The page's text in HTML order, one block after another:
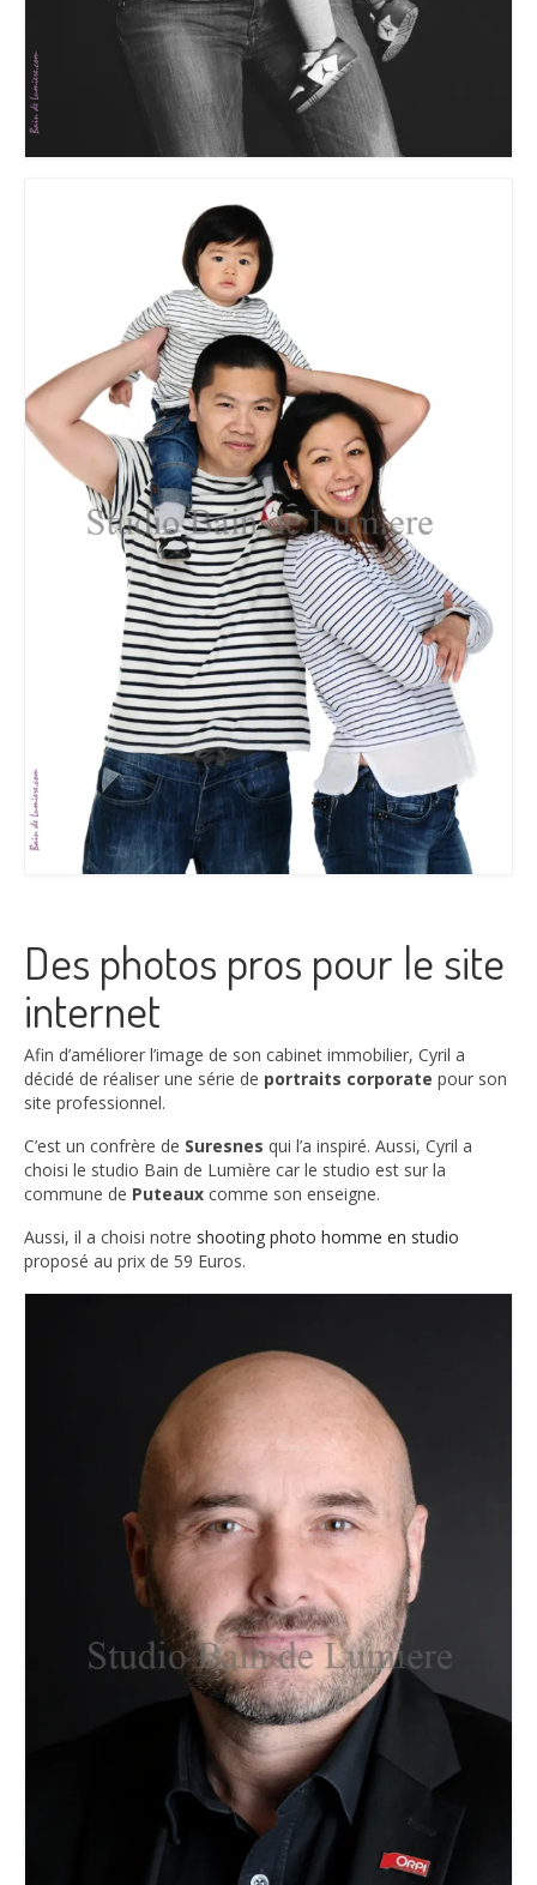
Des photos pros pour le site
internet
Afin d’améliorer l’image de son cabinet immobilier, Cyril a
décidé de réaliser une série de portraits corporate pour son
site professionnel.
C’est un confrère de Suresnes qui l’a inspiré. Aussi, Cyril a
choisi le studio Bain de Lumière car le studio est sur la
commune de Puteaux comme son enseigne.
Aussi, il a choisi notre shooting photo homme en studio
proposé au prix de 59 Euros.